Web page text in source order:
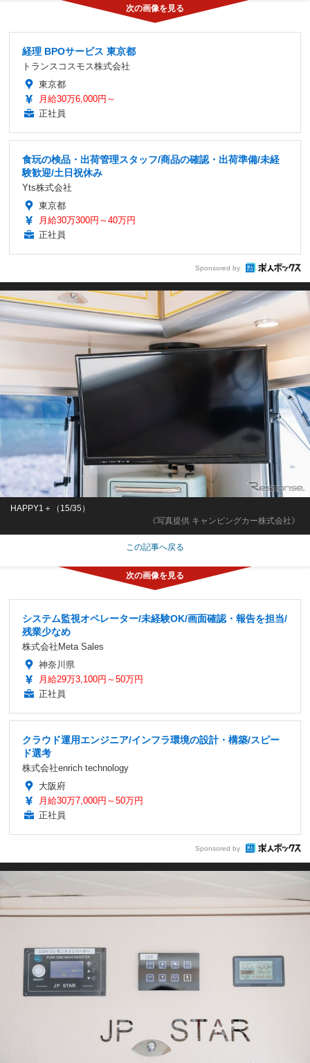
経理 BPOサービス 東京都
トランスコスモス株式会社
東京都
月給30万6,000円～
正社員
食玩の検品・出荷管理スタッフ/商品の確認・出荷準備/未経
験歓迎/土日祝休み
Yts株式会社
東京都
月給30万300円～40万円
正社員
Sponsored by
《写真提供 キャンピングカー株式会社》
HAPPY1＋（15/35）
この記事へ戻る
システム監視オペレーター/未経験OK/画面確認・報告を担当/
残業少なめ
株式会社Meta Sales
神奈川県
月給29万3,100円～50万円
正社員
クラウド運用エンジニア/インフラ環境の設計・構築/スピー
ド選考
株式会社enrich technology
大阪府
月給30万7,000円～50万円
正社員
Sponsored by